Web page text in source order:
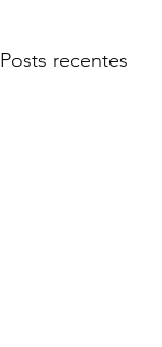
Posts recentes